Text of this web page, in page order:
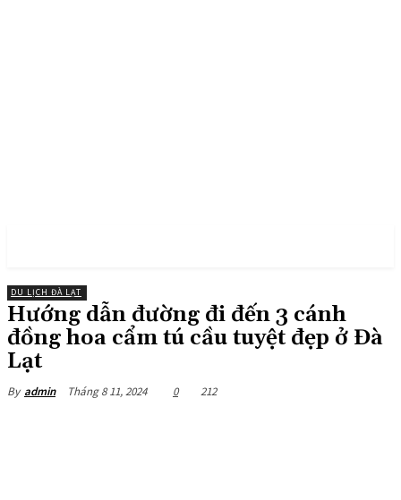
DU LỊCH ĐÀ LẠT
Hướng dẫn đường đi đến 3 cánh
đồng hoa cẩm tú cầu tuyệt đẹp ở Đà
Lạt
By admin Tháng 8 11, 2024 0 212